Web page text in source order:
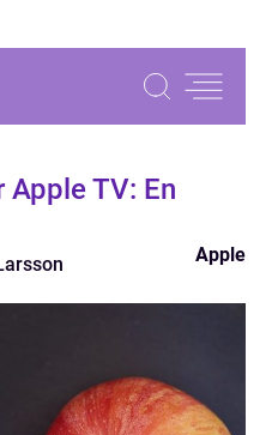
TV: En
Apple